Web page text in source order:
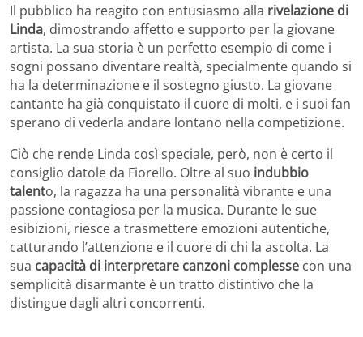
Il pubblico ha reagito con entusiasmo alla rivelazione di
Linda, dimostrando affetto e supporto per la giovane
artista. La sua storia è un perfetto esempio di come i
sogni possano diventare realtà, specialmente quando si
ha la determinazione e il sostegno giusto. La giovane
cantante ha già conquistato il cuore di molti, e i suoi fan
sperano di vederla andare lontano nella competizione.
Ciò che rende Linda così speciale, però, non è certo il
consiglio datole da Fiorello. Oltre al suo indubbio
talento, la ragazza ha una personalità vibrante e una
passione contagiosa per la musica. Durante le sue
esibizioni, riesce a trasmettere emozioni autentiche,
catturando l’attenzione e il cuore di chi la ascolta. La
sua capacità di interpretare canzoni complesse con una
semplicità disarmante è un tratto distintivo che la
distingue dagli altri concorrenti.